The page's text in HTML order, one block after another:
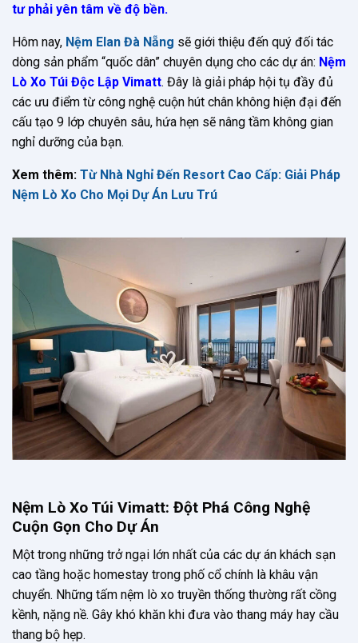
tư phải yên tâm về độ bền.
Hôm nay, Nệm Elan Đà Nẵng sẽ giới thiệu đến quý đối tác
dòng sản phẩm “quốc dân” chuyên dụng cho các dự án: Nệm
Lò Xo Túi Độc Lập Vimatt. Đây là giải pháp hội tụ đầy đủ
các ưu điểm từ công nghệ cuộn hút chân không hiện đại đến
cấu tạo 9 lớp chuyên sâu, hứa hẹn sẽ nâng tầm không gian
nghỉ dưỡng của bạn.
Xem thêm: Từ Nhà Nghỉ Đến Resort Cao Cấp: Giải Pháp
Nệm Lò Xo Cho Mọi Dự Án Lưu Trú
Nệm Lò Xo Túi Vimatt: Đột Phá Công Nghệ
Cuộn Gọn Cho Dự Án
Một trong những trở ngại lớn nhất của các dự án khách sạn
cao tầng hoặc homestay trong phố cổ chính là khâu vận
chuyển. Những tấm nệm lò xo truyền thống thường rất cồng
kềnh, nặng nề. Gây khó khăn khi đưa vào thang máy hay cầu
thang bộ hẹp.